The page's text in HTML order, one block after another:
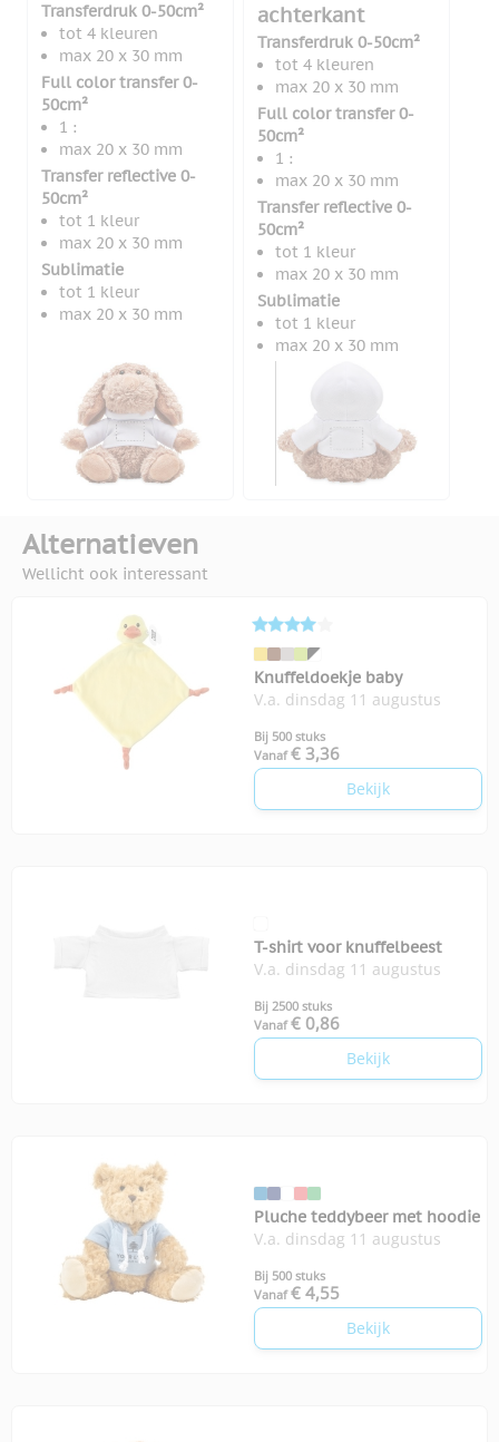
Transferdruk 0-50cm²
tot 4 kleuren
max 20 x 30 mm
Full color transfer 0-
50cm²
1 :
max 20 x 30 mm
Transfer reflective 0-
50cm²
tot 1 kleur
max 20 x 30 mm
Sublimatie
tot 1 kleur
max 20 x 30 mm
achterkant
Transferdruk 0-50cm²
tot 4 kleuren
max 20 x 30 mm
Full color transfer 0-
50cm²
1 :
max 20 x 30 mm
Transfer reflective 0-
50cm²
tot 1 kleur
max 20 x 30 mm
Sublimatie
tot 1 kleur
max 20 x 30 mm
Alternatieven
Wellicht ook interessant
Knuffeldoekje baby
V.a. dinsdag 11 augustus
Bij 500 stuks
Vanaf € 3,36
Bekijk
T-shirt voor knuffelbeest
V.a. dinsdag 11 augustus
Bij 2500 stuks
Vanaf € 0,86
Bekijk
Pluche teddybeer met hoodie
V.a. dinsdag 11 augustus
Bij 500 stuks
Vanaf € 4,55
Bekijk